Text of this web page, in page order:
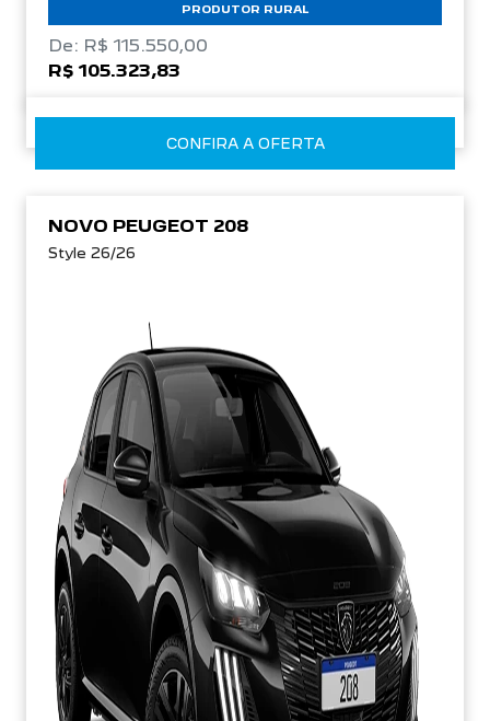
PRODUTOR RURAL
De: R$ 115.550,00
R$ 105.323,83
CONFIRA A OFERTA
NOVO PEUGEOT 208
Style 26/26